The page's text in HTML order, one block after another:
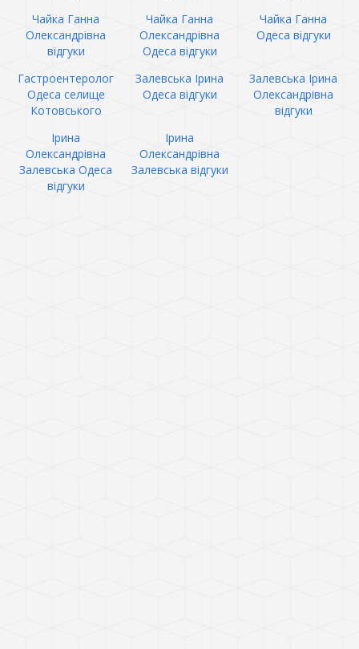
Чайка Ганна
Олександрівна
відгуки
Чайка Ганна
Олександрівна
Одеса відгуки
Чайка Ганна
Одеса відгуки
Гастроентеролог
Одеса селище
Котовського
Залевська Ірина
Одеса відгуки
Залевська Ірина
Олександрівна
відгуки
Ірина
Олександрівна
Залевська Одеса
відгуки
Ірина
Олександрівна
Залевська відгуки